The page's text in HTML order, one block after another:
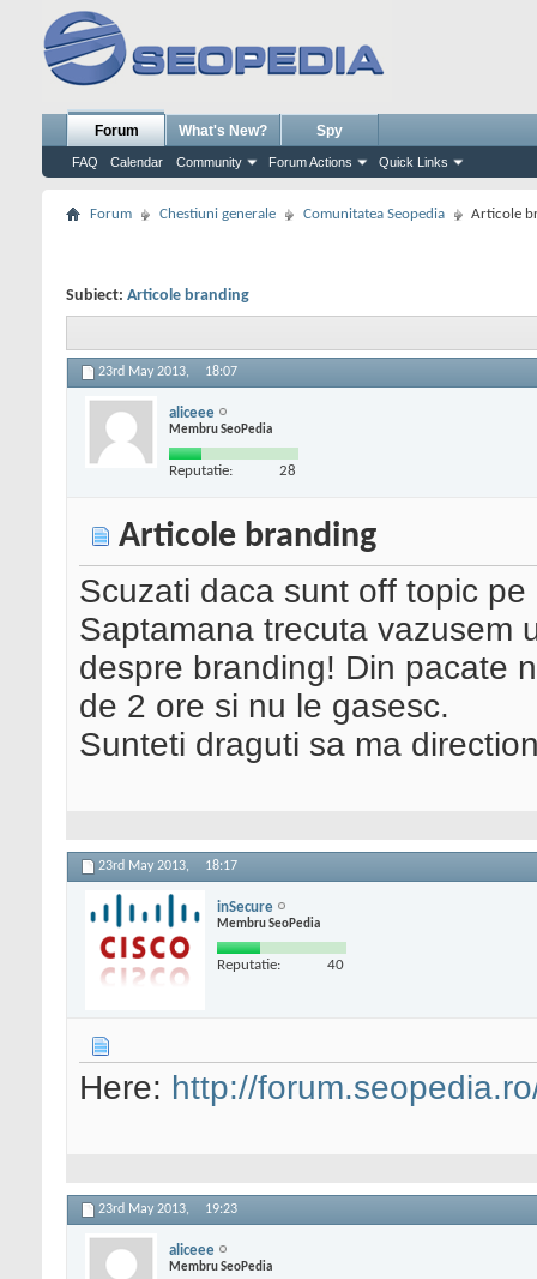
Forum
FAQ Calendar Community Forum Actions Quick Links
What's New? Spy
Forum Chestiuni generale Comunitatea Seopedia Articole
Subiect: Articole branding
23rd May 2013, 18:07
aliceee
Membru SeoPedia
Reputatie: 28
Articole branding
Scuzati daca sunt off topic
Saptamana trecuta vazusem
despre branding! Din pacate
de 2 ore si nu le gasesc.
Sunteti draguti sa ma
23rd May 2013, 18:17
inSecure
Membru SeoPedia
Reputatie: 40
Here: http://
23rd May 2013, 19:23
aliceee
Membru SeoPedia